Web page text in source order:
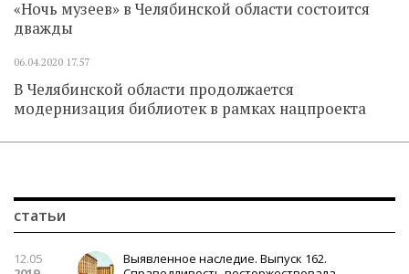
«Ночь музеев» в Челябинской области состоится
дважды
06.04.2020 17.57
В Челябинской области продолжается
модернизация библиотек в рамках нацпроекта
статьи
12.05
Выявленное наследие. Выпуск 162.